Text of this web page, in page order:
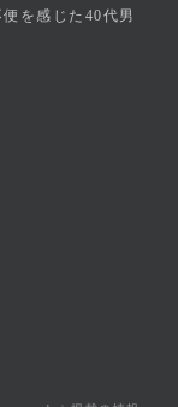
を感じた40代男